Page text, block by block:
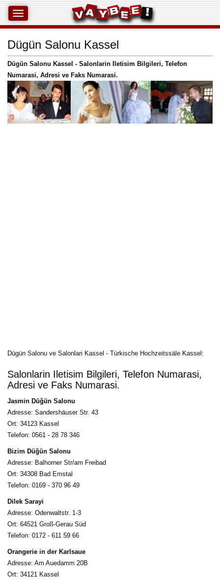
Dügün Salonu Kassel
Dügün Salonu Kassel - Salonlarin Iletisim Bilgileri, Telefon
Numarasi, Adresi ve Faks Numarasi.
Dügün Salonu ve Salonlari Kassel - Türkische Hochzeitssäle Kassel:
Salonlarin Iletisim Bilgileri, Telefon Numarasi,
Adresi ve Faks Numarasi.
Jasmin Düğün Salonu
Adresse: Sandershäuser Str. 43
Ort: 34123 Kassel
Telefon: 0561 - 28 78 346
Bizim Düğün Salonu
Adresse: Balhorner Str/am Freibad
Ort: 34308 Bad Emstal
Telefon: 0169 - 370 96 49
Dilek Sarayi
Adresse: Odenwaltstr. 1-3
Ort: 64521 Groß-Gerau Süd
Telefon: 0172 - 611 59 66
Orangerie in der Karlsaue
Adresse: Am Auedamm 20B
Ort: 34121 Kassel